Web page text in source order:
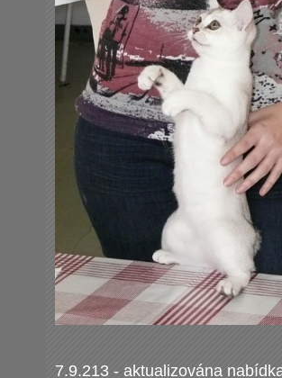
7.9.213 - aktualizována